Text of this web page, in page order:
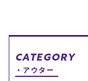
CATEGORY
ファッショ
CATEGORY
アウター